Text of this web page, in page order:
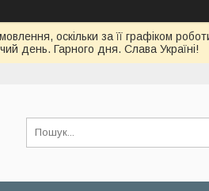
оскільки за її графіком
день. Гарного дня. Слава Україні!